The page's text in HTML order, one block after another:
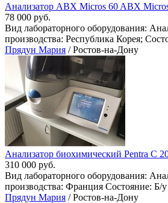
Анализатор ABX Micros 60 ABX
78 000 руб.
Вид лабораторного оборудования:
производства: Республика Корея;
Прядун Мария / Ростов-на-Дону
Анализатор биохимический Pentra С
310 000 руб.
Вид лабораторного оборудования:
производства: Франция Состояние: Б/у
Прядун Мария / Ростов-на-Дону